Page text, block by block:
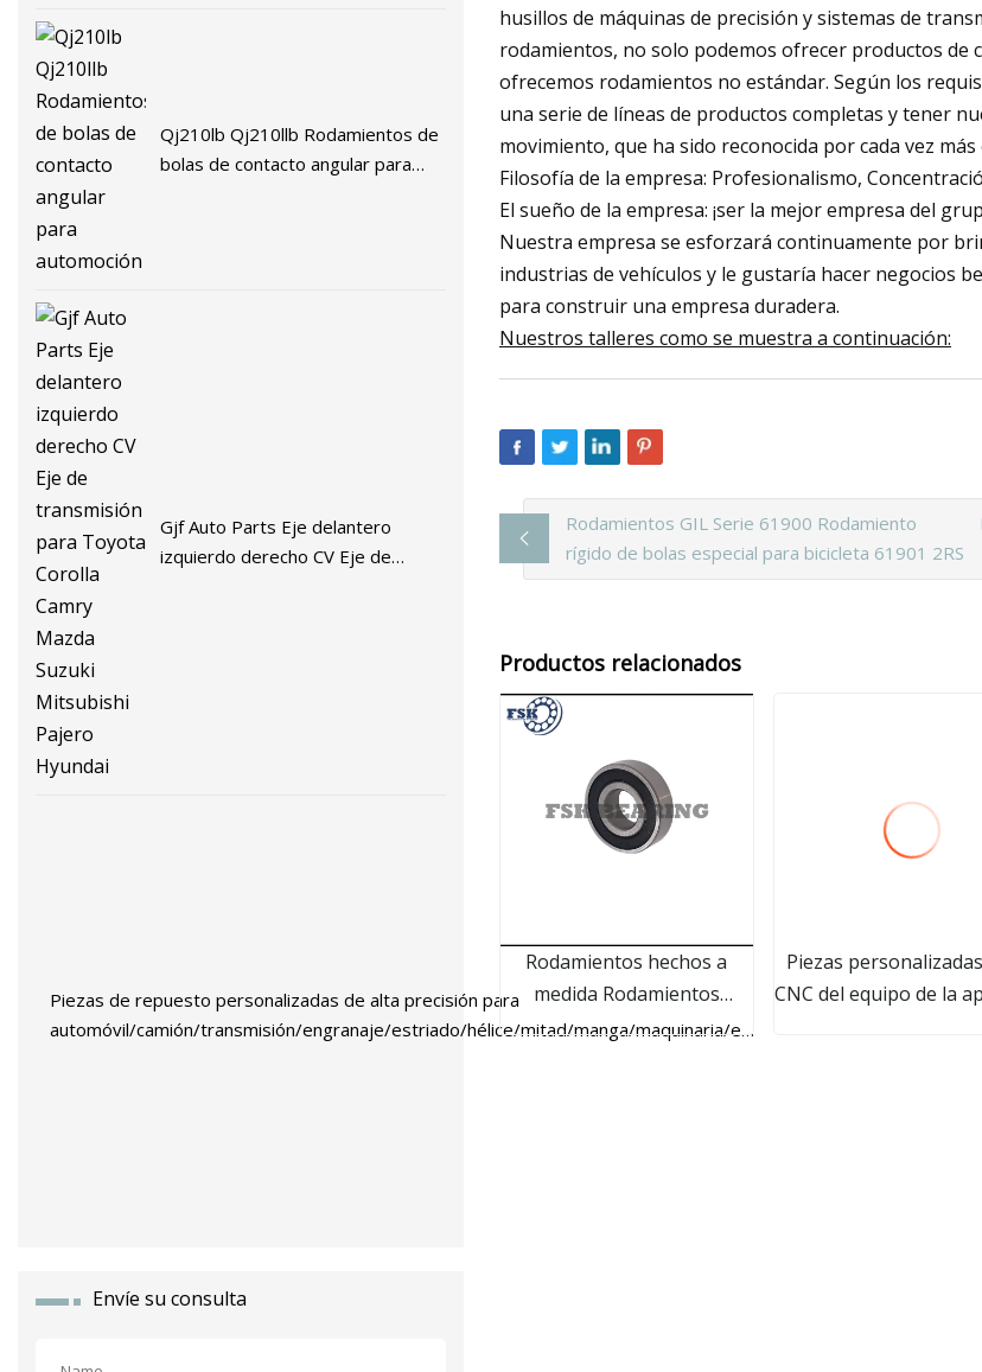
Qj210lb Qj210llb Rodamientos de
bolas de contacto angular para
Gjf Auto Parts Eje delantero
izquierdo derecho CV Eje de
Piezas de repuesto personalizadas de alta precisión para
automóvil/camión/transmisión/engranaje/estriado/hélice/mitad/manga/maquinaria/eje
Envíe su consulta
husillos de máquinas de precisión y sistemas de
rodamientos, no solo podemos ofrecer productos de
ofrecemos rodamientos no estándar. Según los
una serie de líneas de productos completas y tener
movimiento, que ha sido reconocida por cada vez
Filosofía de la empresa: Profesionalismo,
El sueño de la empresa: ¡ser la mejor empresa del
Nuestra empresa se esforzará continuamente por
industrias de vehículos y le gustaría hacer negocios
para construir una empresa duradera.
Nuestros talleres como se muestra a continuación:
Rodamientos GIL Serie 61900 Rodamiento
rígido de bolas especial para bicicleta 61901 2RS
Productos relacionados
Rodamientos hechos a
medida Rodamientos
especiales No
Piezas
CNC del equipo de la